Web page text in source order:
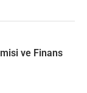
ve Finans